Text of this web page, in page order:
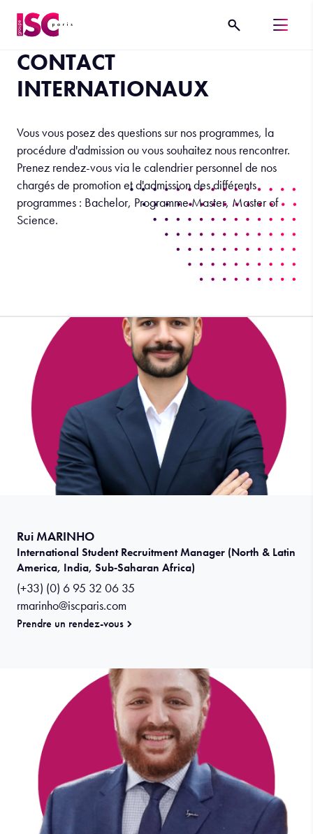
CONTACT
INTERNATIONAUX
Vous vous posez des questions sur nos programmes, la
procédure d'admission ou vous souhaitez nous rencontrer.
Prenez rendez-vous via le calendrier personnel de nos
chargés de promotion et d'admission des différents
programmes : Bachelor, Programme Master, Master of
Science.
Rui MARINHO
International Student Recruitment Manager (North & Latin
America, India, Sub‑Saharan Africa)
(+33) (0) 6 95 32 06 35
rmarinho@iscparis.com
Prendre un rendez-vous